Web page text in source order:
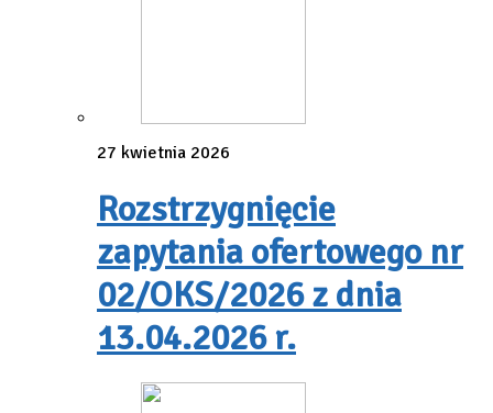
27 kwietnia 2026
Rozstrzygnięcie
zapytania ofertowego nr
02/OKS/2026 z dnia
13.04.2026 r.